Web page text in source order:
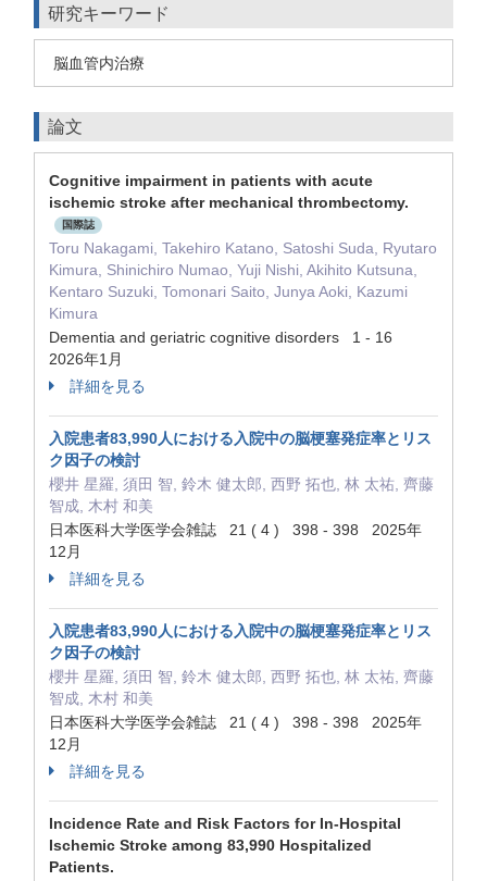
研究キーワード
脳血管内治療
論文
Cognitive impairment in patients with acute
ischemic stroke after mechanical thrombectomy.
国際誌
Toru Nakagami, Takehiro Katano, Satoshi Suda, Ryutaro
Kimura, Shinichiro Numao, Yuji Nishi, Akihito Kutsuna,
Kentaro Suzuki, Tomonari Saito, Junya Aoki, Kazumi
Kimura
Dementia and geriatric cognitive disorders 1 - 16
2026年1月
詳細を見る
入院患者83,990人における入院中の脳梗塞発症率とリス
ク因子の検討
櫻井 星羅, 須田 智, 鈴木 健太郎, 西野 拓也, 林 太祐, 齊藤
智成, 木村 和美
日本医科大学医学会雑誌 21 ( 4 ) 398 - 398 2025年
12月
詳細を見る
入院患者83,990人における入院中の脳梗塞発症率とリス
ク因子の検討
櫻井 星羅, 須田 智, 鈴木 健太郎, 西野 拓也, 林 太祐, 齊藤
智成, 木村 和美
日本医科大学医学会雑誌 21 ( 4 ) 398 - 398 2025年
12月
詳細を見る
Incidence Rate and Risk Factors for In-Hospital
Ischemic Stroke among 83,990 Hospitalized
Patients.